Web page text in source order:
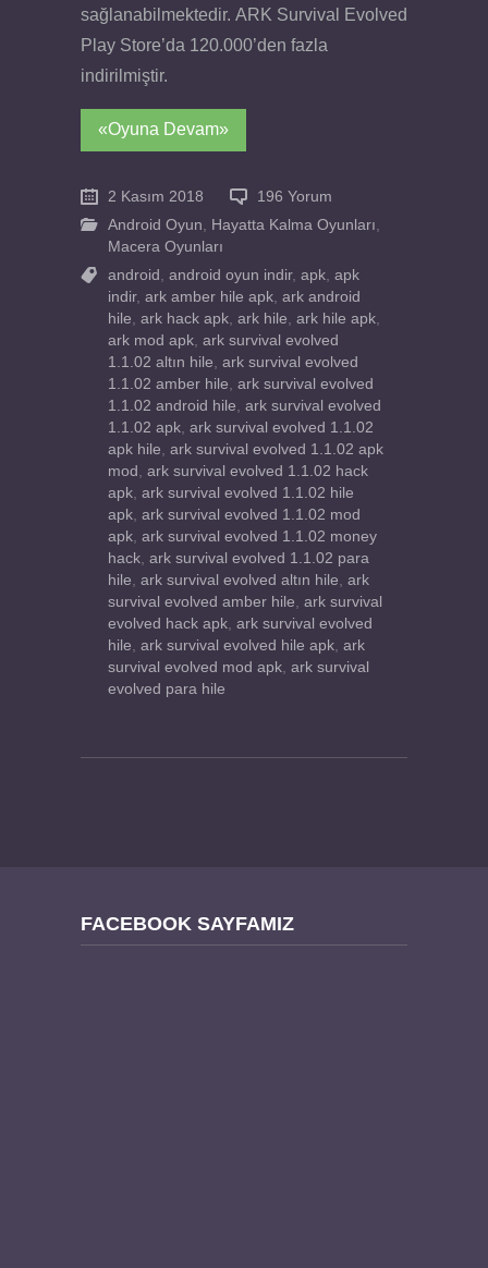
sağlanabilmektedir. ARK Survival Evolved
Play Store’da 120.000’den fazla
indirilmiştir.
«Oyuna Devam»
2 Kasım 2018
196 Yorum
Android Oyun, Hayatta Kalma Oyunları,
Macera Oyunları
android , android oyun indir, apk, apk
indir, ark amber hile apk, ark android
hile, ark hack apk, ark hile, ark hile apk,
ark mod apk, ark survival evolved
1.1.02 altın hile, ark survival evolved
1.1.02 amber hile, ark survival evolved
1.1.02 android hile, ark survival evolved
1.1.02 apk, ark survival evolved 1.1.02
apk hile, ark survival evolved 1.1.02 apk
mod , ark survival evolved 1.1.02 hack
apk, ark survival evolved 1.1.02 hile
apk, ark survival evolved 1.1.02 mod
apk, ark survival evolved 1.1.02 money
hack, ark survival evolved 1.1.02 para
hile, ark survival evolved altın hile, ark
survival evolved amber hile, ark survival
evolved hack apk, ark survival evolved
hile, ark survival evolved hile apk, ark
survival evolved mod apk, ark survival
evolved para hile
FACEBOOK SAYFAMIZ